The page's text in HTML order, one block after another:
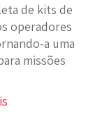
de kits de
operadores
a uma
missões